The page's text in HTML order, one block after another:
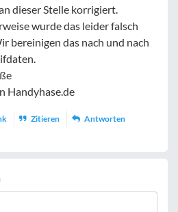
dieser Stelle korrigiert.
wurde das leider falsch
bereinigen das nach und nach
Handyhase.de
Zitieren Antworten